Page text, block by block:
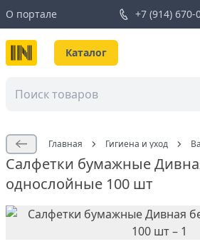
О портале +7 (914) 670-
Каталог
Главная Гигиена и уход
Салфетки бумажные
однослойные 100 шт